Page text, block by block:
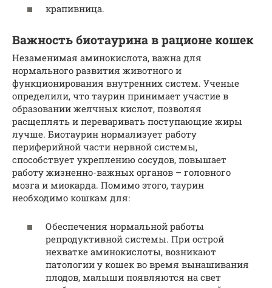
крапивница.
Важность биотаурина в рационе кошек
Незаменимая аминокислота, важна для
нормального развития животного и
функционирования внутренних систем. Ученые
определили, что таурин принимает участие в
образовании желчных кислот, позволяя
расщеплять и переваривать поступающие жиры
лучше. Биотаурин нормализует работу
периферийной части нервной системы,
способствует укреплению сосудов, повышает
работу жизненно-важных органов – головного
мозга и миокарда. Помимо этого, таурин
необходимо кошкам для:
Обеспечения нормальной работы
репродуктивной системы. При острой
нехватке аминокислоты, возникают
патологии у кошек во время вынашивания
плодов, малыши появляются на свет